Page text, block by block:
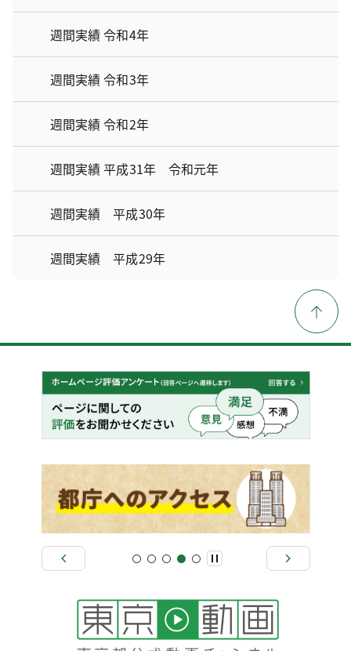
週間実績 令和4年
週間実績 令和3年
週間実績 令和2年
週間実績 平成31年 令和元年
週間実績 平成30年
週間実績 平成29年